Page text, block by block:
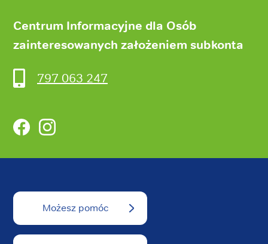
Centrum Informacyjne dla Osób
zainteresowanych założeniem subkonta
797 063 247
FacebookInstagram
Możesz pomóc